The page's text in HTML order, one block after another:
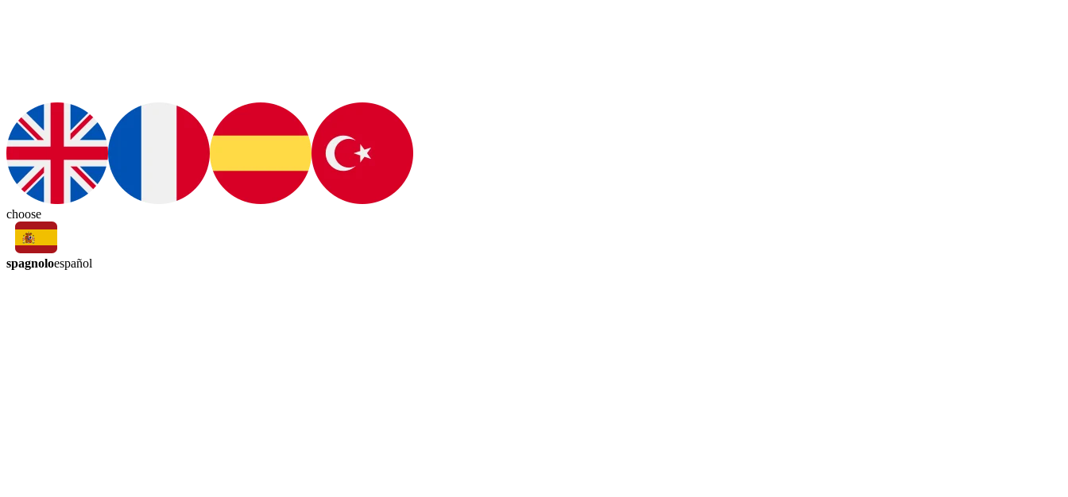
choose
spagnoloespañol